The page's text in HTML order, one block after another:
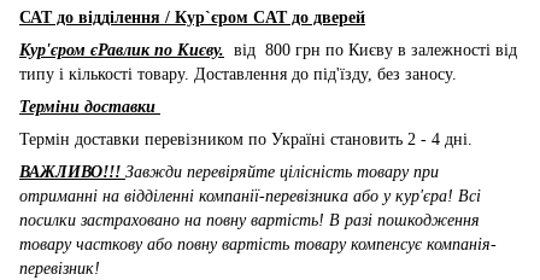
САТ до відділення / Кур`єром CAT до дверей
Кур'єром єРавлик по Києву. від 800 грн по Києву в залежності від
типу і кількості товару. Доставлення до під'їзду, без заносу.
Терміни доставки
Термін доставки перевізником по Україні становить 2 - 4 дні.
ВАЖЛИВО!!! Завжди перевіряйте цілісність товару при
отриманні на відділенні компанії-перевізника або у кур'єра! Всі
посилки застраховано на повну вартість! В разі пошкодження
товару часткову або повну вартість товару компенсує компанія-
перевізник!